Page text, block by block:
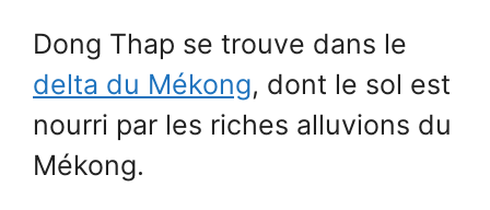
Dong Thap se trouve dans le
delta du Mékong, dont le sol est
nourri par les riches alluvions du
Mékong.